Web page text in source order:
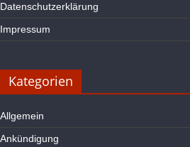
Datenschutzerklärung
Impressum
Kategorien
Allgemein
Ankündigung